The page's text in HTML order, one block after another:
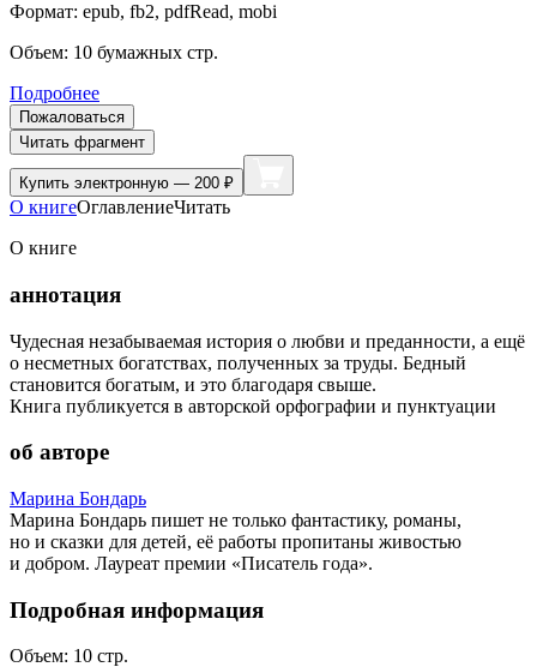
Формат: epub, fb2, pdfRead, mobi
Объем: 10 бумажных стр.
Подробнее
Пожаловаться
Читать фрагмент
Купить электронную — 200 ₽
О книгеОглавлениеЧитать
О книге
аннотация
Чудесная незабываемая история о любви и преданности, а ещё
о несметных богатствах, полученных за труды. Бедный
становится богатым, и это благодаря свыше.
Книга публикуется в авторской орфографии и пунктуации
об авторе
Марина Бондарь
Марина Бондарь пишет не только фантастику, романы,
но и сказки для детей, её работы пропитаны живостью
и добром. Лауреат премии «Писатель года».
Подробная информация
Объем: 10 стр.